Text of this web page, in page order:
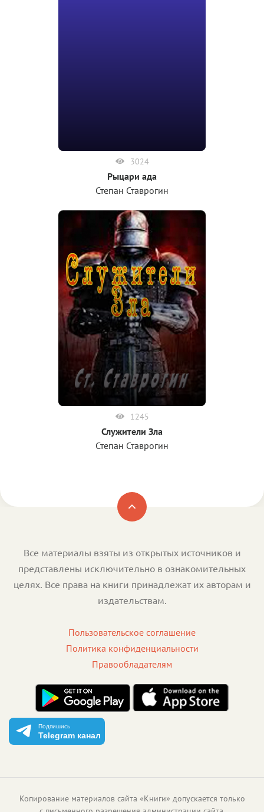
3024
Рыцари ада
Степан Ставрогин
1245
Служители Зла
Степан Ставрогин
Все материалы взяты из открытых источников и
представлены исключительно в ознакомительных
целях. Все права на книги принадлежат их авторам и
издательствам.
Пользовательское соглашение
Политика конфиденциальности
Правообладателям
Подпишись
Telegram канал
Копирование материалов сайта «Книги» допускается только